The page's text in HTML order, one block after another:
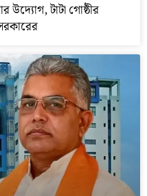
উদ্যোগ, টাটা গোষ্ঠীর